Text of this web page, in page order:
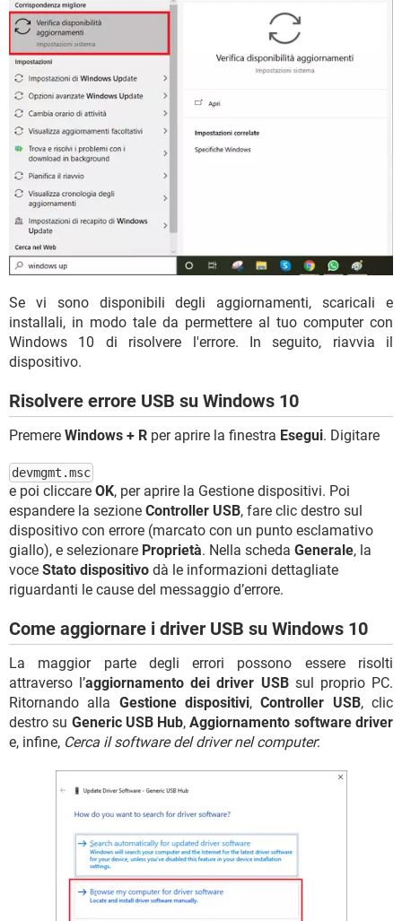
Se vi sono disponibili degli aggiornamenti, scaricali e
installali, in modo tale da permettere al tuo computer con
Windows 10 di risolvere l'errore. In seguito, riavvia il
dispositivo.
Risolvere errore USB su Windows 10
Premere Windows + R per aprire la finestra Esegui. Digitare
devmgmt.msc
e poi cliccare OK, per aprire la Gestione dispositivi. Poi
espandere la sezione Controller USB, fare clic destro sul
dispositivo con errore (marcato con un punto esclamativo
giallo), e selezionare Proprietà. Nella scheda Generale, la
voce Stato dispositivo dà le informazioni dettagliate
riguardanti le cause del messaggio d’errore.
Come aggiornare i driver USB su Windows 10
La maggior parte degli errori possono essere risolti
attraverso l’aggiornamento dei driver USBsul proprio PC.
Ritornando alla Gestione dispositivi,Controller USB, clic
destro su Generic USB Hub,Aggiornamento software driver
e, infine, Cerca il software del driver nel computer: